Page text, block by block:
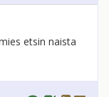
etsin naista